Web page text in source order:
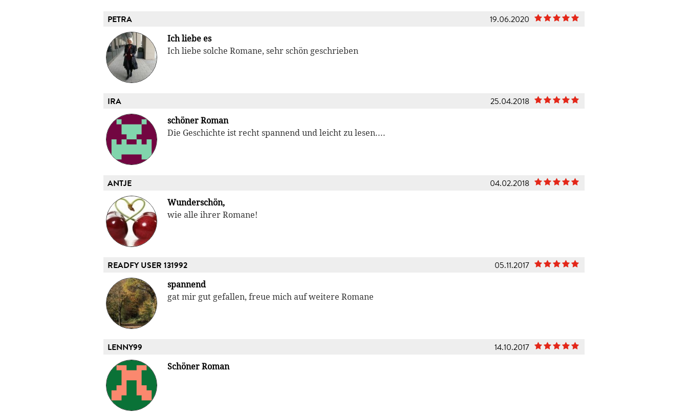
PETRA 19.06.2020
Ich liebe es
Ich liebe solche Romane, sehr schön geschrieben
IRA 25.04.2018
schöner Roman
Die Geschichte ist recht spannend und leicht zu lesen....
ANTJE 04.02.2018
Wunderschön,
wie alle ihrer Romane!
READFY USER 131992 05.11.2017
spannend
gat mir gut gefallen, freue mich auf weitere Romane
LENNY99 14.10.2017
Schöner Roman